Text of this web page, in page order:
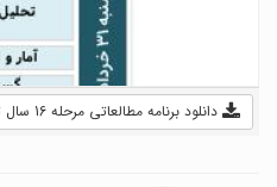
دانلود برنامه مطالعاتی مرحله 16 سال تحصیلی - 30 خرداد تا 12 تیر (PDF) - 723 KB